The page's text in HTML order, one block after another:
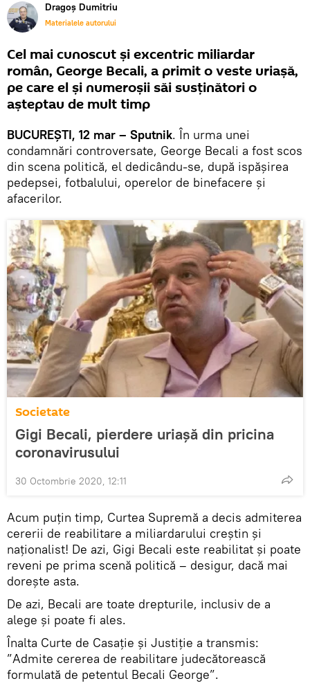
Dragoș Dumitriu
Materialele autorului
Cel mai cunoscut și excentric miliardar
român, George Becali, a primit o veste uriașă,
pe care el și numeroșii săi susținători o
așteptau de mult timp
BUCUREȘTI, 12 mar – Sputnik. În urma unei
condamnări controversate, George Becali a fost scos
din scena politică, el dedicându-se, după ispășirea
pedepsei, fotbalului, operelor de binefacere și
afacerilor.
Societate
Gigi Becali, pierdere uriașă din pricina
coronavirusului
30 Octombrie 2020, 12:11
Acum puțin timp, Curtea Supremă a decis admiterea
cererii de reabilitare a miliardarului creștin și
naționalist! De azi, Gigi Becali este reabilitat și poate
reveni pe prima scenă politică – desigur, dacă mai
dorește asta.
De azi, Becali are toate drepturile, inclusiv de a
alege și poate fi ales.
Înalta Curte de Casație și Justiție a transmis:
”Admite cererea de reabilitare judecătorească
formulată de petentul Becali George”.